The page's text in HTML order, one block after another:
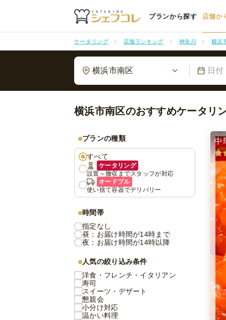
プランから探す 店舗か
ケータリング 店舗ランキング 神奈川 横浜
横浜市南区 日付
横浜市南区のおすすめケータリ
中
プランの種類
すべて
ケータリング
設置～撤収までスタッフが対応
オードブル
使い捨て容器でデリバリー
時間帯
指定なし
昼：お届け時間が14時まで
夜：お届け時間が14時以降
人気の絞り込み条件
洋食・フレンチ・イタリアン
寿司
スイーツ・デザート
懇親会
小分け対応
温かい料理